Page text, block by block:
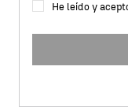
He leído y